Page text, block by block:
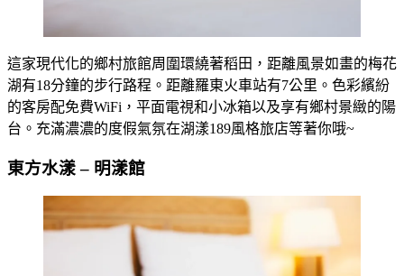
這家現代化的鄉村旅館周圍環繞著稻田，距離風景如畫的梅花
湖有18分鐘的步行路程。距離羅東火車站有7公里。色彩繽紛
的客房配免費WiFi，平面電視和小冰箱以及享有鄉村景緻的陽
台。充滿濃濃的度假氣氛在湖漾189風格旅店等著你哦~
東方水漾 – 明漾館